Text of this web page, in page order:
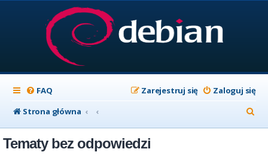
FAQ Zaloguj się
Zarejestruj się
Strona główna
z
Tematy bez odpowiedzi